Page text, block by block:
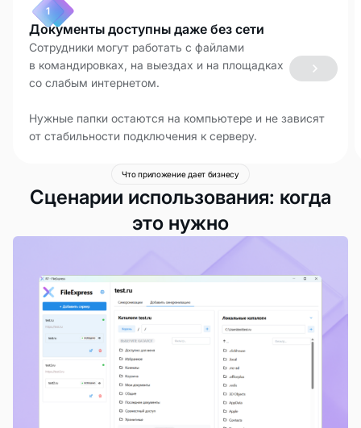
1
Документы доступны даже без сети
Сотрудники могут работать с файлами
в командировках, на выездах и на площадках
со слабым интернетом.
Нужные папки остаются на компьютере и не зависят
от стабильности подключения к серверу.
Что приложение дает бизнесу
Сценарии использования: когда
это нужно